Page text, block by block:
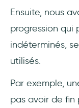
Ensuite, nous
progression qui
indéterminés,
utilisés.
Par exemple,
pas avoir de fin